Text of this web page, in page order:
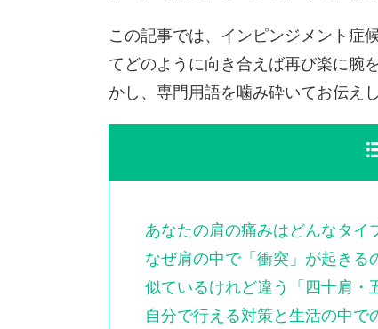
この記事では、インピンジメント症
てどのように向き合えば再び楽に腕
かし、専門用語を噛み砕いてお伝え
あなたの肩の痛みはどんなタイ
なぜ肩の中で「衝突」が起きる
似ているけれど違う「四十肩・
自分で行える対策と生活の中で